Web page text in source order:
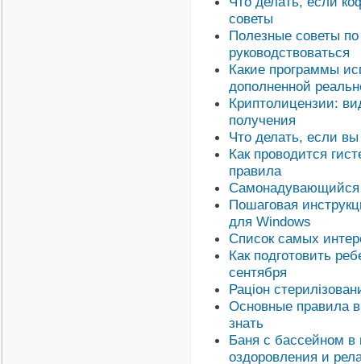
советы
Полезные советы
руководствоваться
Какие программы
дополненной
Криптолицензии:
получения
Что делать, если
Как проводится
правила
Самонадувающийся
Пошаговая
для Windows
Список самых
Как подготовить
сентября
Раціон
Основные правила
знать
Баня с бассейном в
оздоровления и